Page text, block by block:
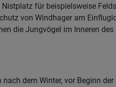
für beispielsweise
von Windhager am
die Jungvögel im Inneren
dem Winter, vor Beginn der